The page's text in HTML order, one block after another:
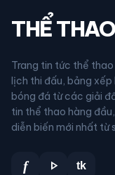
THỂ
Trang tin tức thể
lịch thi đấu, bảng xếp
bóng đá từ các giải
tin thể thao hàng
diễn biến mới nhất từ
f play_arrow tk